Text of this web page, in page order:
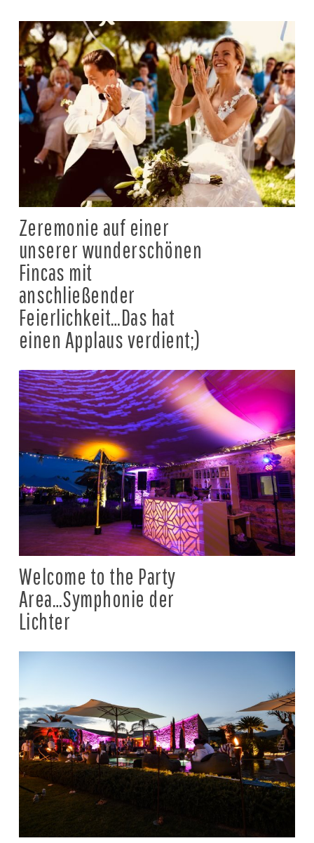
Zeremonie auf einer
unserer wunderschönen
Fincas mit
anschließender
Feierlichkeit…Das hat
einen Applaus verdient;)
Welcome to the Party
Area…Symphonie der
Lichter